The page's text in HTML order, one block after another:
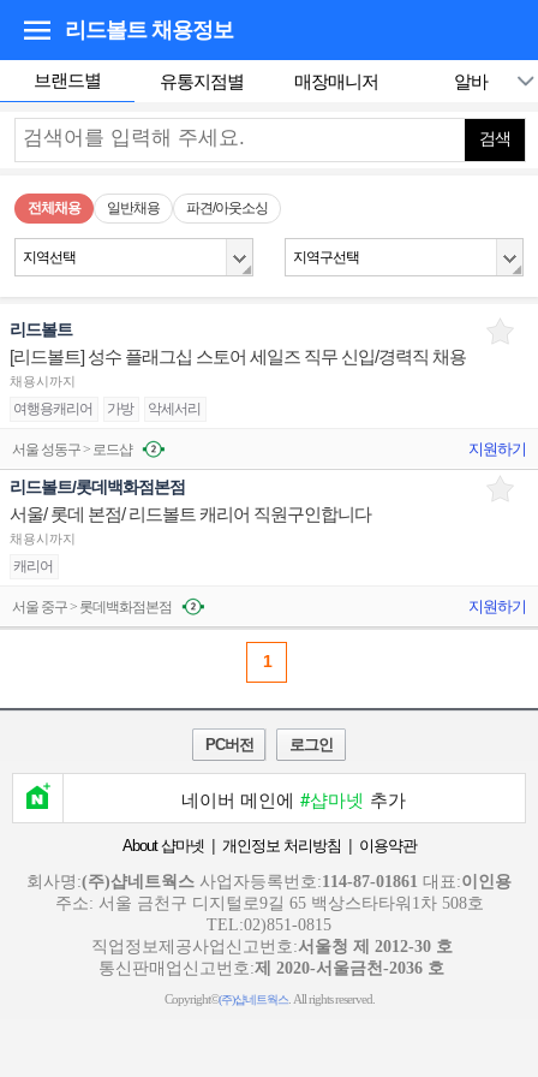
리드볼트채용정보
브랜드별 유통지점별 매장매니저 알바
검색
전체채용 일반채용 파견/아웃소싱
지역선택 지역구선택
리드볼트
[리드볼트] 성수 플래그십 스토어 세일즈 직무 신입/경력직 채용
채용시까지
여행용캐리어 가방 악세서리
서울 성동구 > 로드샵 지원하기
리드볼트/롯데백화점본점
서울/ 롯데 본점/ 리드볼트 캐리어 직원구인합니다
채용시까지
캐리어
서울 중구 > 롯데백화점본점 지원하기
1
PC버전 로그인
네이버 메인에 #샵마넷 추가
About 샵마넷 | 개인정보 처리방침 | 이용약관
회사명:(주)샵네트웍스 사업자등록번호:114-87-01861 대표:이인용
주소: 서울 금천구 디지털로9길 65 백상스타타워1차 508호
TEL:02)851-0815
직업정보제공사업신고번호:서울청 제 2012-30 호
통신판매업신고번호:제 2020-서울금천-2036 호
Copyright©(주)샵네트웍스. All rights reserved.